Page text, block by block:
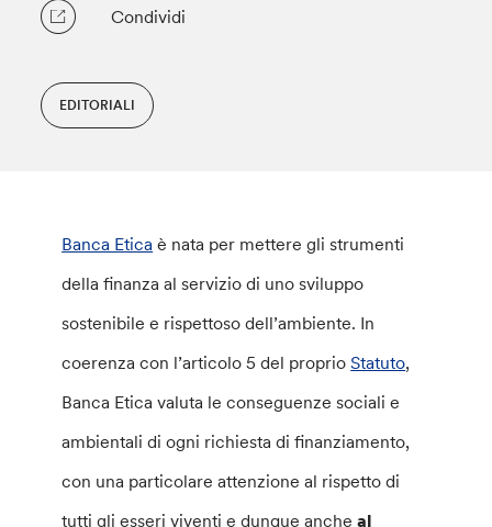
Condividi
EDITORIALI
Banca Etica è nata per mettere gli strumenti
della finanza al servizio di uno sviluppo
sostenibile e rispettoso dell’ambiente. In
coerenza con l’articolo 5 del proprioStatuto,
Banca Etica valuta le conseguenze sociali e
ambientali di ogni richiesta di finanziamento,
con una particolare attenzione al rispetto di
tutti gli esseri viventi e dunque anche al